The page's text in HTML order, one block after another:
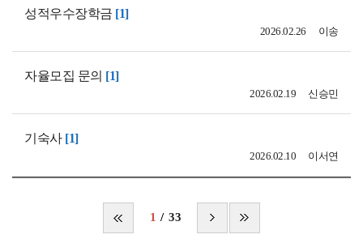
성적우수장학금 [1]
이송
2026.02.26
자율모집 문의 [1]
신승민
2026.02.19
기숙사 [1]
이서연
2026.02.10
1 33